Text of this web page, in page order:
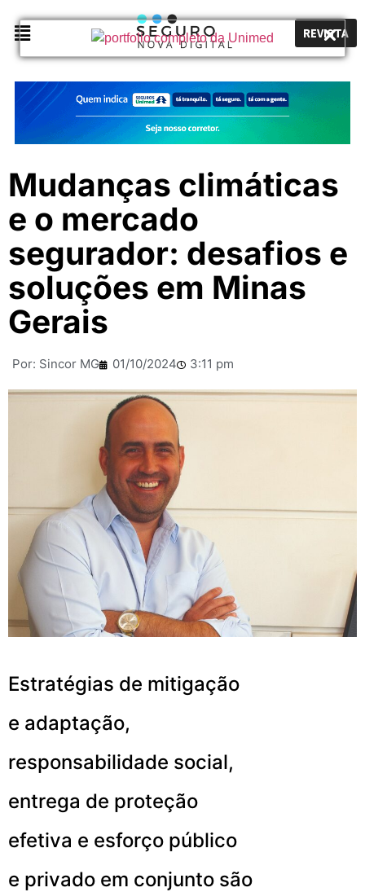
REVISTA
Mudanças climáticas
e o mercado
segurador: desafios e
soluções em Minas
Gerais
Por: Sincor MG 01/10/2024 3:11 pm
Estratégias de mitigação
e adaptação,
responsabilidade social,
entrega de proteção
efetiva e esforço público
e privado em conjunto são